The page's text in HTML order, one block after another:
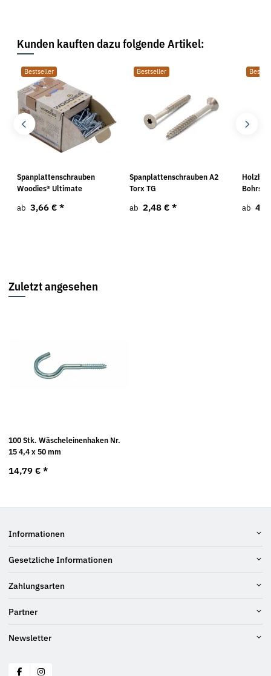
Kunden kauften dazu folgende Artikel:
Bestseller
Spanplattenschrauben
Woodies® Ultimate
ab 3,66 € *
Bestseller
Spanplattenschrauben A2
Torx TG
ab 2,48 € *
ab
Zuletzt angesehen
100 Stk. Wäscheleinenhaken Nr.
15 4,4 x 50 mm
14,79 € *
Informationen
Gesetzliche Informationen
Zahlungsarten
Partner
Newsletter